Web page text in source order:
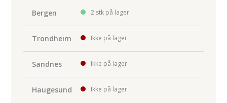
Bergen 2 stk på lager
Trondheim Ikke på lager
Sandnes Ikke på lager
Haugesund Ikke på lager